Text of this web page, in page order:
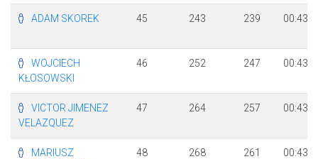
ADAM SKOREK 45 243 239
WOJCIECH
KŁOSOWSKI
46 252 247
VICTOR JIMENEZ
VELAZQUEZ
47 264 257
MARIUSZ
48 268 261